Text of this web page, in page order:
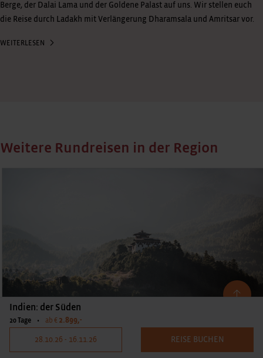
Berge, der Dalai Lama und der Goldene Palast auf uns. Wir stellen euch
die Reise durch Ladakh mit Verlängerung Dharamsala und Amritsar vor.
WEITERLESEN
Weitere Rundreisen in der Region
Indien: der Süden
20 Tage • ab € 2.899,-
28.10.26 - 16.11.26 REISE BUCHEN